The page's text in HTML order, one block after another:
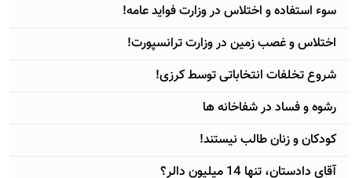
سوء استفاده و اختلاس در وزارت فوايد عامه!
اختلاس و غصب زمين در وزارت ترانسپورت!
شروع تخلفات انتخاباتی توسط کرزی!
رشوه و فساد در شفاخانه ها
کودکان و زنان طالب نيستند!
آقای دادستان، تنها 14 ميليون دالر؟